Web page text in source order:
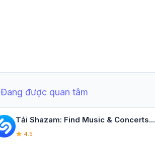
Đang được quan tâm
Tải Shazam: Find Music & Concerts...
4.5